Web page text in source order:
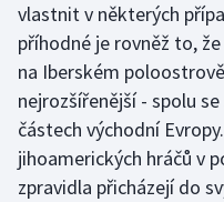
Jezdectví
Judo
Krasobruslení
Lezení
vlastnit v některých
příhodné je rovněž to,
na Iberském
nejrozšířenější - spolu
částech východní
jihoamerických hráčů v
zpravidla přicházejí do